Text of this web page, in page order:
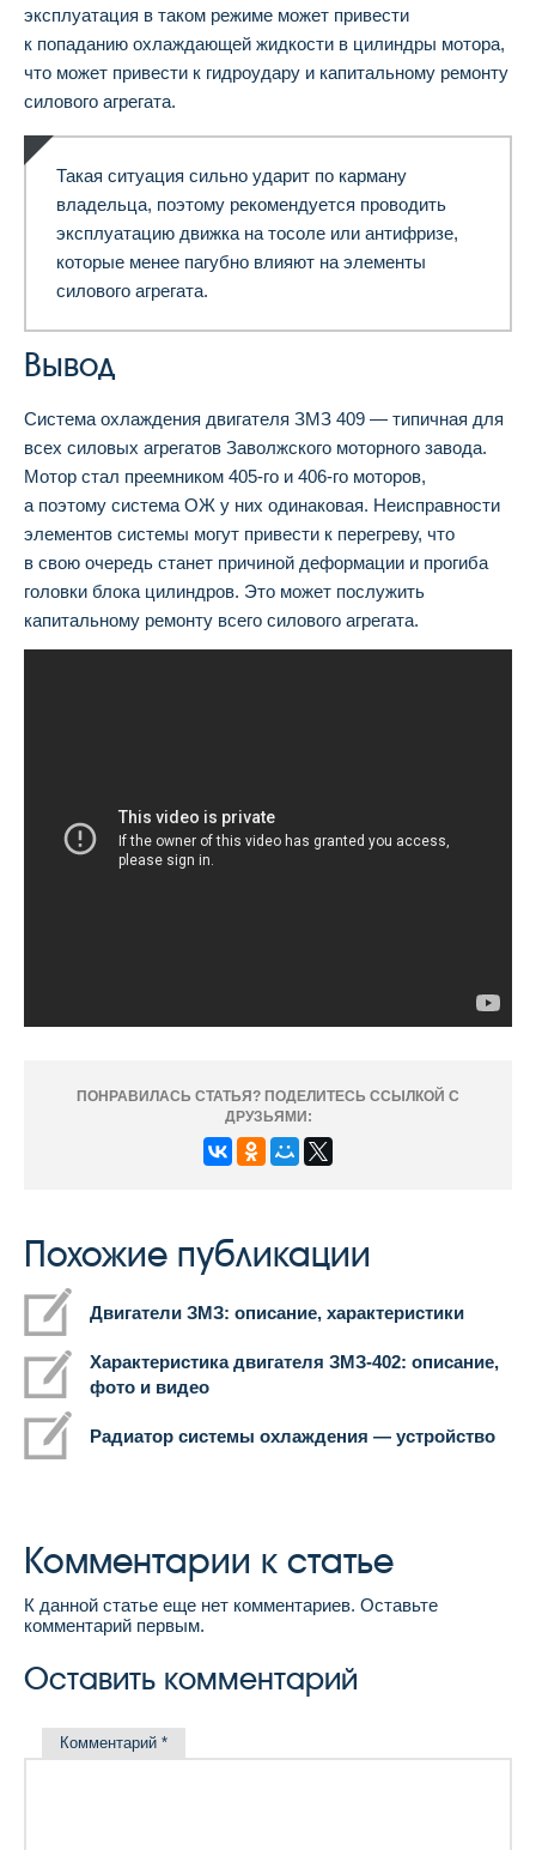
эксплуатация в таком режиме может привести
к попаданию охлаждающей жидкости в цилиндры мотора,
что может привести к гидроудару и капитальному ремонту
силового агрегата.
Такая ситуация сильно ударит по карману
владельца, поэтому рекомендуется проводить
эксплуатацию движка на тосоле или антифризе,
которые менее пагубно влияют на элементы
силового агрегата.
Вывод
Система охлаждения двигателя ЗМЗ 409 — типичная для
всех силовых агрегатов Заволжского моторного завода.
Мотор стал преемником 405-го и 406-го моторов,
а поэтому система ОЖ у них одинаковая. Неисправности
элементов системы могут привести к перегреву, что
в свою очередь станет причиной деформации и прогиба
головки блока цилиндров. Это может послужить
капитальному ремонту всего силового агрегата.
ПОНРАВИЛАСЬ СТАТЬЯ? ПОДЕЛИТЕСЬ ССЫЛКОЙ С
ДРУЗЬЯМИ:
Похожие публикации
Двигатели ЗМЗ: описание, характеристики
Характеристика двигателя ЗМЗ-402: описание,
фото и видео
Радиатор системы охлаждения — устройство
Комментарии к статье
К данной статье еще нет комментариев. Оставьте
комментарий первым.
Оставить комментарий
Комментарий *